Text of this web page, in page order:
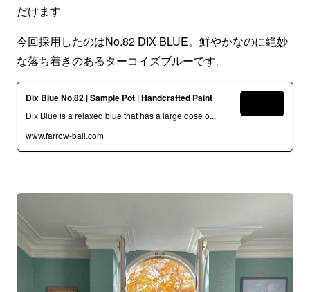
だけます
今回採用したのはNo.82 DIX BLUE。鮮やかなのに絶妙
な落ち着きのあるターコイズブルーです。
Dix Blue No.82 | Sample Pot | Handcrafted Paint
Dix Blue is a relaxed blue that has a large dose o...
www.farrow-ball.com